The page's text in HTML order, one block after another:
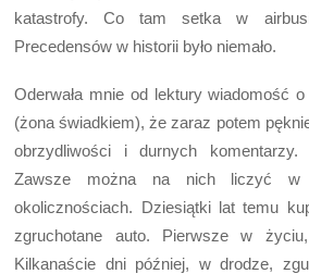
katastrofy. Co tam setka w
Precedensów w historii było niemało.
Oderwała mnie od lektury wiadomość o
(żona świadkiem), że zaraz potem
obrzydliwości i durnych
Zawsze można na nich liczyć w
okolicznościach. Dziesiątki lat temu
zgruchotane auto. Pierwsze w
Kilkanaście dni później, w drodze,